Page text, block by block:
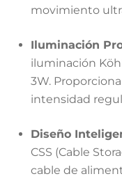
movimiento
Iluminación
iluminación
3W.
intensidad
Diseño
CSS (Cable
cable de